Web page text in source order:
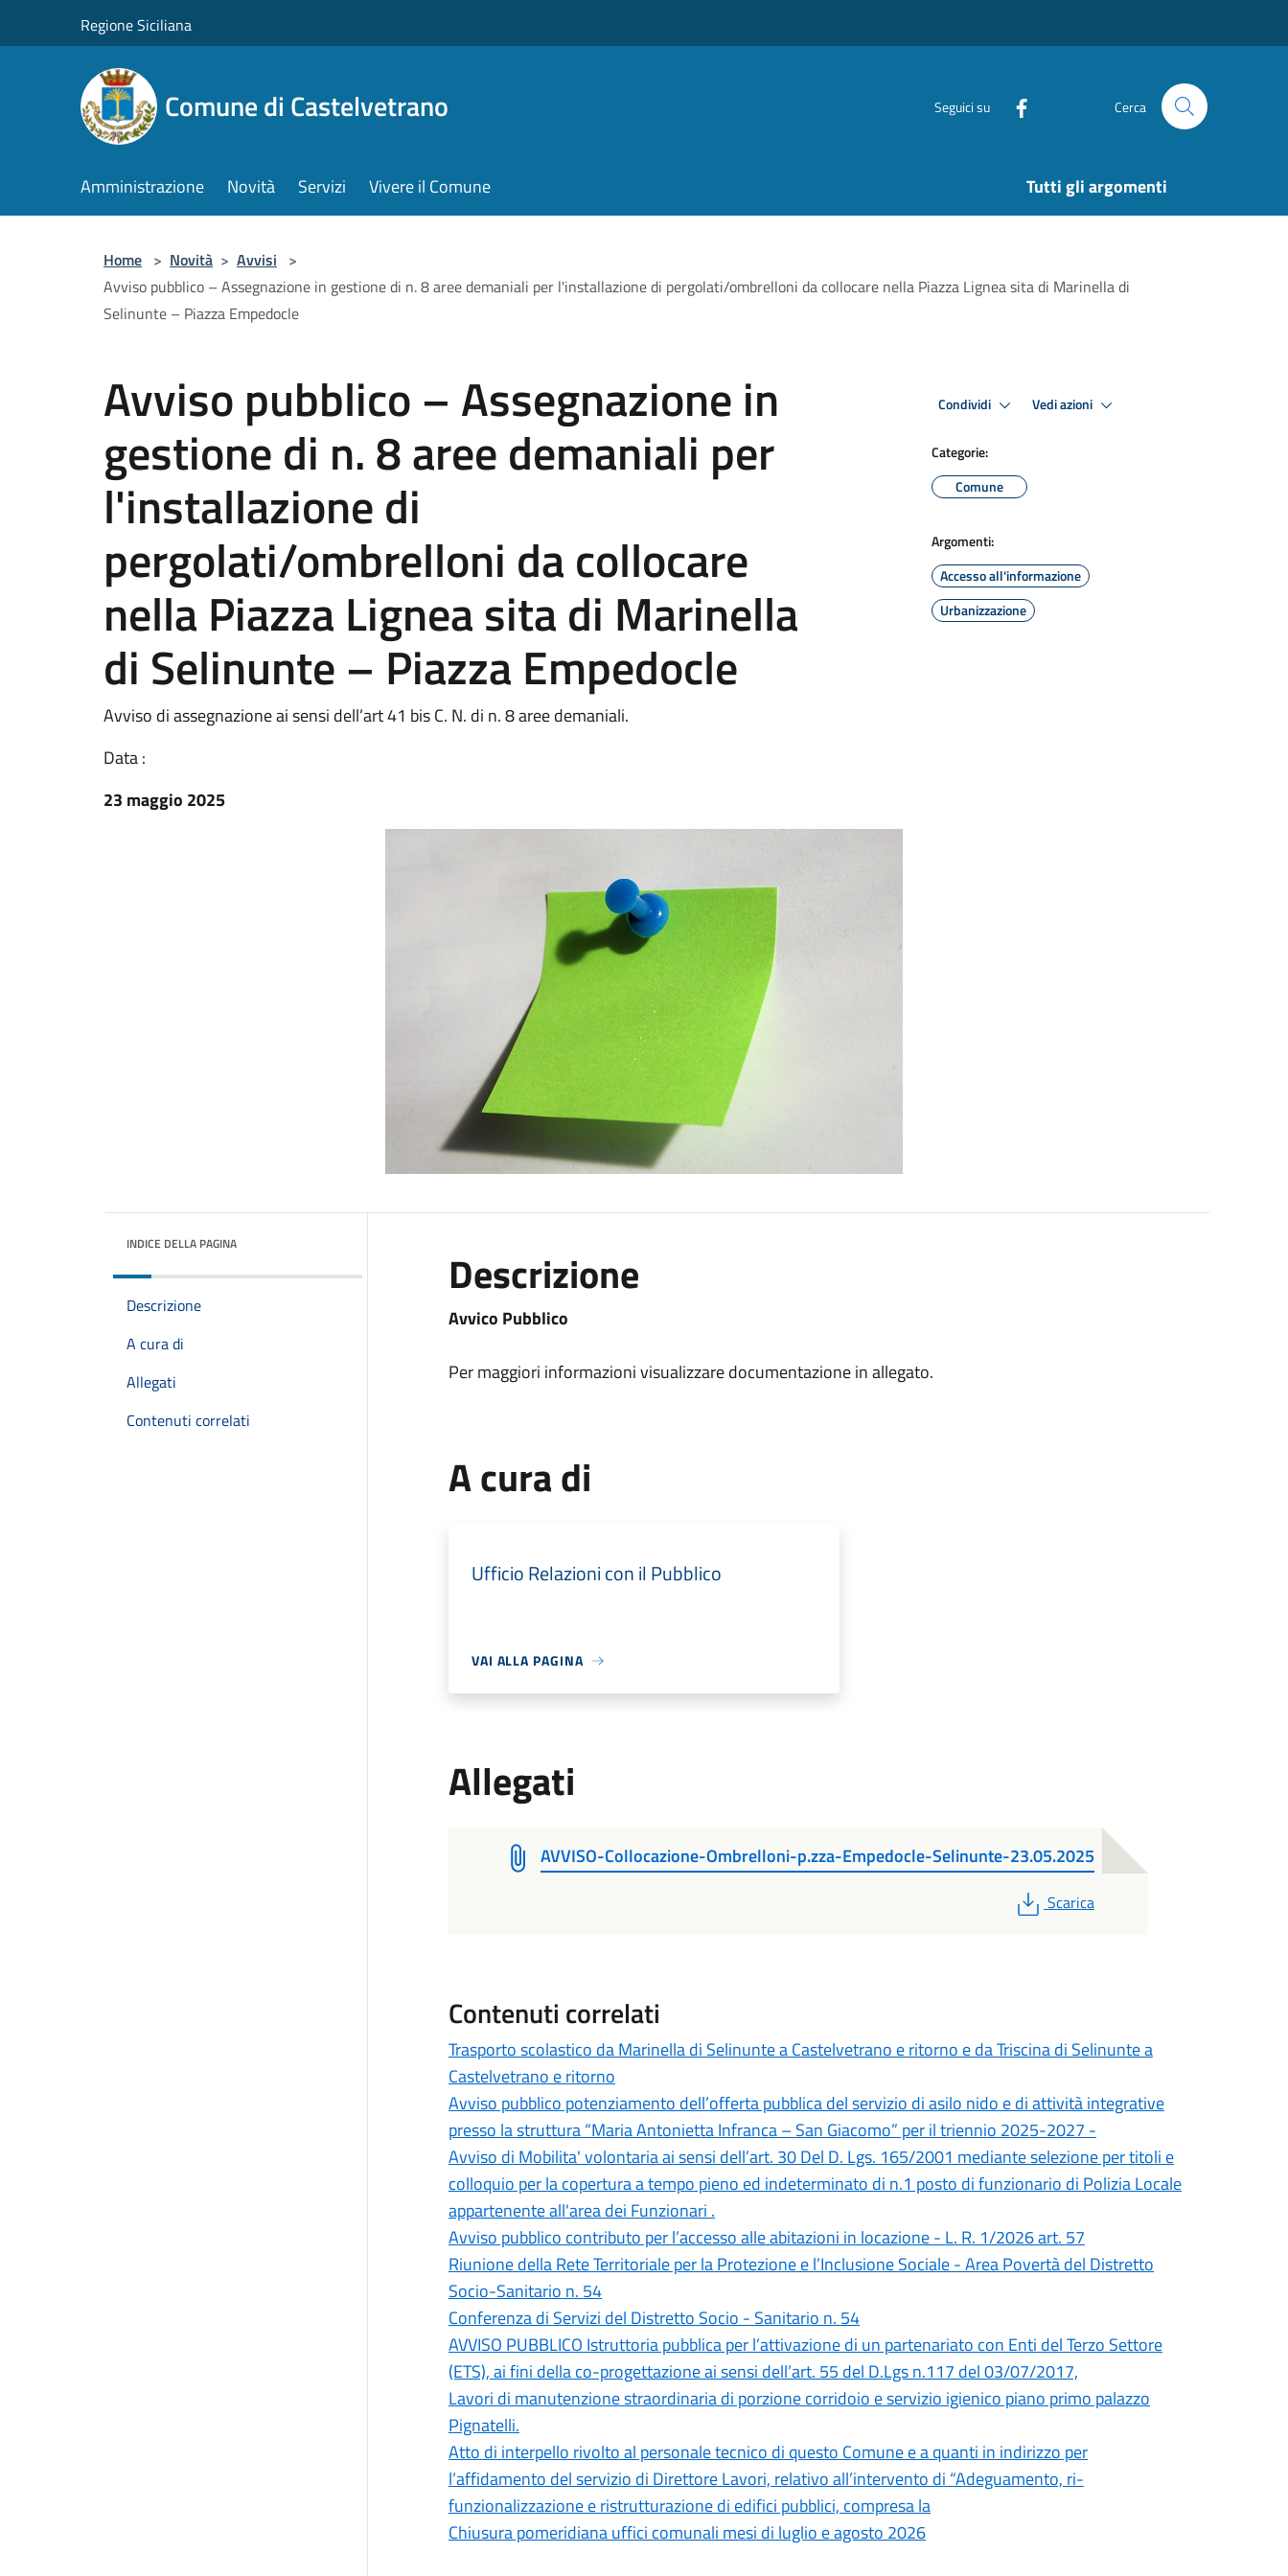
Regione Siciliana
Comune di Castelvetrano Seguici su Cerca
Amministrazione Novità Servizi Vivere il Comune Tutti gli argomenti
Home > Novità > Avvisi >
Avviso pubblico – Assegnazione in gestione di n. 8 aree demaniali per l'installazione di pergolati/ombrelloni da collocare nella Piazza Lignea sita di Marinella di
Selinunte – Piazza Empedocle
Avviso pubblico – Assegnazione in
gestione di n. 8 aree demaniali per
l'installazione di
pergolati/ombrelloni da collocare
nella Piazza Lignea sita di Marinella
di Selinunte – Piazza Empedocle
Avviso di assegnazione ai sensi dell’art 41 bis C. N. di n. 8 aree demaniali.
Data :
23 maggio 2025
Condividi Vedi azioni
Categorie:
Comune
Argomenti:
Accesso all'informazione
Urbanizzazione
INDICE DELLA PAGINA
Descrizione
A cura di
Allegati
Contenuti correlati
Descrizione
Avvico Pubblico
Per maggiori informazioni visualizzare documentazione in allegato.
A cura di
Ufficio Relazioni con il Pubblico
VAI ALLA PAGINA
Allegati
AVVISO-Collocazione-Ombrelloni-p.zza-Empedocle-Selinunte-23.05.2025
PDF
Scarica
Contenuti correlati
Trasporto scolastico da Marinella di Selinunte a Castelvetrano e ritorno e da Triscina di Selinunte a
Castelvetrano e ritorno
Avviso pubblico potenziamento dell’offerta pubblica del servizio di asilo nido e di attività integrative
presso la struttura “Maria Antonietta Infranca – San Giacomo” per il triennio 2025-2027 -
Avviso di Mobilita' volontaria ai sensi dell’art. 30 Del D. Lgs. 165/2001 mediante selezione per titoli e
colloquio per la copertura a tempo pieno ed indeterminato di n.1 posto di funzionario di Polizia Locale
appartenente all'area dei Funzionari .
Avviso pubblico contributo per l’accesso alle abitazioni in locazione - L. R. 1/2026 art. 57
Riunione della Rete Territoriale per la Protezione e l’Inclusione Sociale - Area Povertà del Distretto
Socio-Sanitario n. 54
Conferenza di Servizi del Distretto Socio - Sanitario n. 54
AVVISO PUBBLICO Istruttoria pubblica per l’attivazione di un partenariato con Enti del Terzo Settore
(ETS), ai fini della co-progettazione ai sensi dell’art. 55 del D.Lgs n.117 del 03/07/2017,
Lavori di manutenzione straordinaria di porzione corridoio e servizio igienico piano primo palazzo
Pignatelli.
Atto di interpello rivolto al personale tecnico di questo Comune e a quanti in indirizzo per
l’affidamento del servizio di Direttore Lavori, relativo all’intervento di “Adeguamento, ri-
funzionalizzazione e ristrutturazione di edifici pubblici, compresa la
Chiusura pomeridiana uffici comunali mesi di luglio e agosto 2026